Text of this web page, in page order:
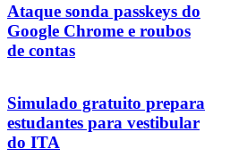
Ataque sonda passkeys do
Google Chrome e roubos
de contas
Simulado gratuito prepara
estudantes para vestibular
do ITA